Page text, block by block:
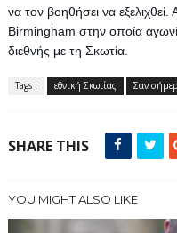
να τον βοηθήσει να
Birmingham στην οποία
διεθνής με τη Σκωτία.
Tags : εθνική Σκωτίας Σαν
SHARE THIS
YOU MIGHT ALSO LIKE